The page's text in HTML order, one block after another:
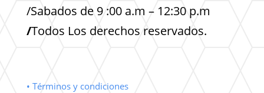
/Sabados de 9 :00 a.m – 12:30 p.m
/Todos Los derechos reservados.
• Términos y condiciones